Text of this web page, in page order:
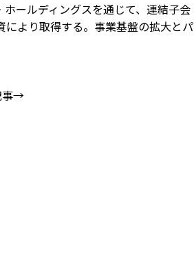
ールディングスを通じて、連結子会
より取得する。事業基盤の拡大とパ
事→